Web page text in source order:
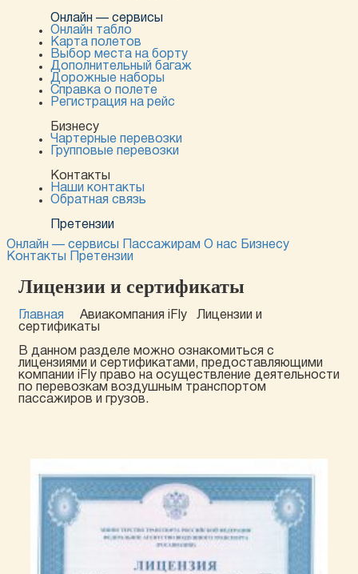
Онлайн — сервисы
Онлайн табло
Карта полетов
Выбор места на борту
Дополнительный багаж
Дорожные наборы
Справка о полете
Регистрация на рейс
Бизнесу
Чартерные перевозки
Групповые перевозки
Контакты
Наши контакты
Обратная связь
Претензии
Онлайн — сервисы
Пассажирам О нас Бизнесу
Контакты
Претензии
Лицензии и сертификаты
Главная Авиакомпания iFly
Лицензии и
сертификаты
В данном разделе можно ознакомиться с
лицензиями и сертификатами, предоставляющими
компании iFly право на осуществление деятельности
по перевозкам воздушным транспортом
пассажиров и грузов.